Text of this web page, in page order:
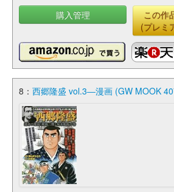
購入管理
この作
(プレミ
8： 西郷隆盛 vol.3―漫画 (GW MOOK